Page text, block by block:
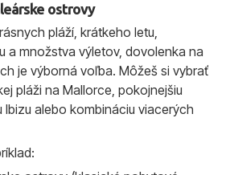
ostrovy
pláží, krátkeho letu,
a množstva výletov, dovolenka na
je výborná voľba. Môžeš si vybrať
pláži na Mallorce, pokojnejšiu
Ibizu alebo kombináciu viacerých